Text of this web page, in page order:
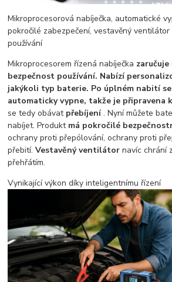
Mikroprocesorová nabíječka, automatické
pokročilé zabezpečení, vestavěný
používání
Mikroprocesorem řízená nabíječka
bezpečnost používání. Nabízí
jakýkoli typ baterie. Po úplném nabití
automaticky vypne, takže je připravena
se tedy obávat přebíjení. Nyní můžete
nabíjet. Produkt má pokročilé
ochrany proti přepólování, ochrany proti
přebití.Vestavěný ventilátor navíc chrání
přehřátím.
Vynikající výkon díky inteligentnímu řízení